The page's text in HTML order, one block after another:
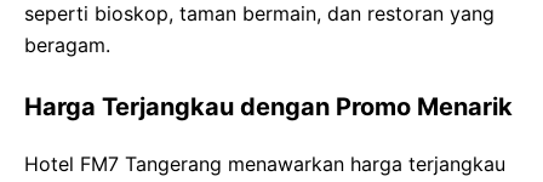
seperti bioskop, taman bermain, dan restoran yang
beragam.
Harga Terjangkau dengan Promo Menarik
Hotel FM7 Tangerang menawarkan harga terjangkau